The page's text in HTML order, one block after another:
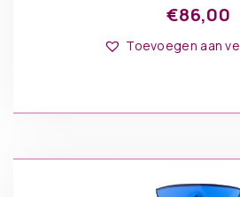
€86,00
Toevoegen aan